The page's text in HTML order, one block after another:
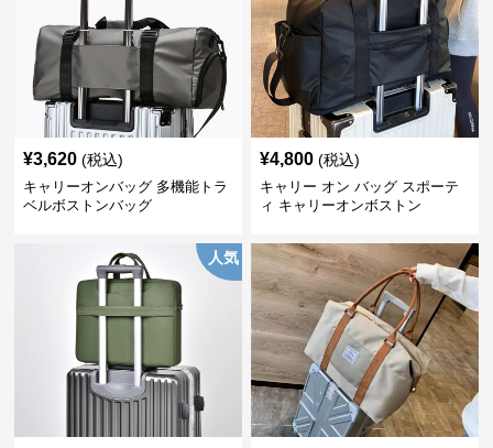
¥3,620 (税込)
キャリーオンバッグ 多機能トラ
ベルボストンバッグ
¥4,800 (税込)
キャリー オン バッグ スポーテ
ィ キャリーオンボストン
人気